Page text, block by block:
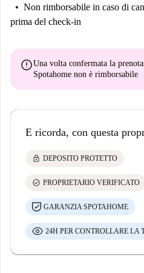
Non rimborsabile in caso di
prima del check-in
errorUna volta confermata la
Spotahome non è rimborsabile
E ricorda, con questa
lock DEPOSITO PROTETTO
check_circle PROPRIETARIO VERIFICATO
GARANZIA SPOTAHOME
24H PER CONTROLLARE LA